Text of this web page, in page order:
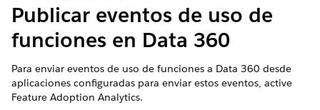
Publicar eventos de uso de
funciones en Data 360
Para enviar eventos de uso de funciones a Data 360 desde
aplicaciones configuradas para enviar estos eventos, active
Feature Adoption Analytics.